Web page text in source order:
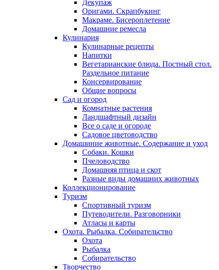
Декупаж
Оригами. Скрапбукинг
Макраме. Бисероплетение
Домашние ремесла
Кулинария
Кулинарные рецепты
Напитки
Вегетарианские блюда. Постный стол.
Раздельное питание
Консервирование
Общие вопросы
Сад и огород
Комнатные растения
Ландшафтный дизайн
Все о саде и огороде
Садовое цветоводство
Домашиние животные. Содержание и уход
Собаки. Кошки
Пчеловодство
Домашняя птица и скот
Разные виды домашних животных
Коллекционирование
Туризм
Спортивный туризм
Путеводители. Разговорники
Атласы и карты
Охота. Рыбалка. Собирательство
Охота
Рыбалка
Собирательство
Творчество